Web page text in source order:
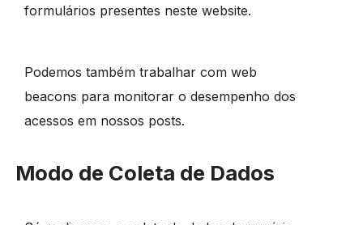
formulários presentes neste website.
Podemos também trabalhar com web
beacons para monitorar o desempenho dos
acessos em nossos posts.
Modo de Coleta de Dados